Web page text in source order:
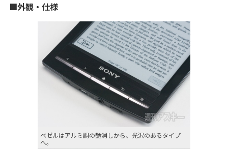
■外観・仕様
ベゼルはアルミ調の艶消しから、光沢のあるタイプ
へ。